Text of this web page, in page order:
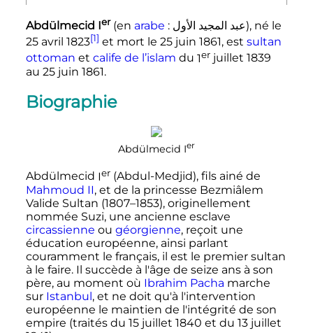
Abdülmecid Ier(en arabe : عبد المجيد الأول), né le
25 avril 1823[1] et mort le 25 juin 1861, est sultan
ottoman et calife de l’islam du 1erjuillet 1839
au 25 juin 1861.
Biographie
Abdülmecid Ier
Abdülmecid Ier(Abdul-Medjid), fils ainé de
Mahmoud II, et de la princesse Bezmiâlem
Valide Sultan (1807–1853), originellement
nommée Suzi, une ancienne esclave
circassienne ou géorgienne, reçoit une
éducation européenne, ainsi parlant
couramment le français, il est le premier sultan
à le faire. Il succède à l'âge de seize ans à son
père, au moment où Ibrahim Pacha marche
sur Istanbul, et ne doit qu'à l'intervention
européenne le maintien de l'intégrité de son
empire (traités du 15 juillet 1840 et du 13 juillet